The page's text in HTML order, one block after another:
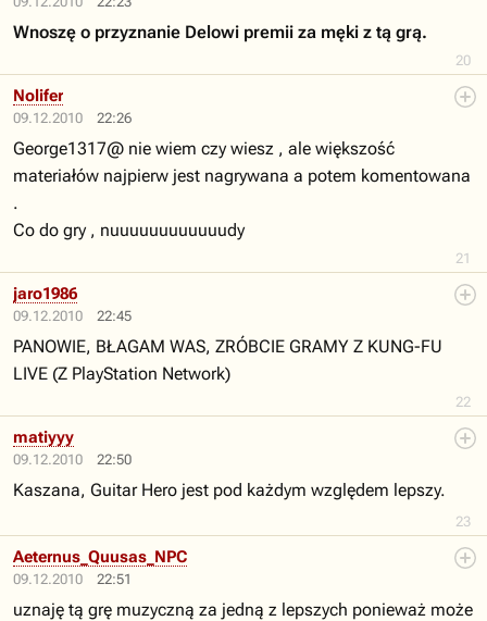
20
Wnoszę o przyznanie Delowi premii za męki z tą grą.
09.12.2010 22:26
21
Nolifer
George1317@ nie wiem czy wiesz , ale większość
materiałów najpierw jest nagrywana a potem komentowana
.
Co do gry , nuuuuuuuuuuuudy
09.12.2010 22:45
22
jaro1986
PANOWIE, BŁAGAM WAS, ZRÓBCIE GRAMY Z KUNG-FU
LIVE (Z PlayStation Network)
09.12.2010 22:50
23
matiyyy
Kaszana, Guitar Hero jest pod każdym względem lepszy.
09.12.2010 22:51
Aeternus_Quusas_NPC
uznaję tą grę muzyczną za jedną z lepszych ponieważ może